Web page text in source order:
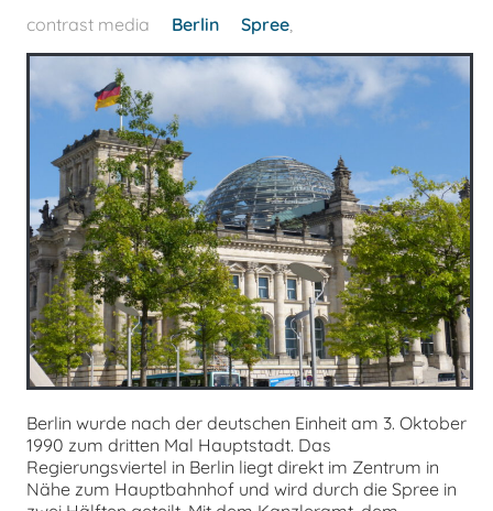
contrast media Berlin Spree,
Berlin wurde nach der deutschen Einheit am 3. Oktober
1990 zum dritten Mal Hauptstadt. Das
Regierungsviertel in Berlin liegt direkt im Zentrum in
Nähe zum Hauptbahnhof und wird durch die Spree in